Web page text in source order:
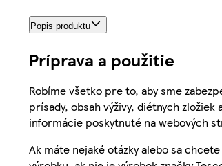
Popis produktu
Príprava a použitie
Robíme všetko pre to, aby sme
prísady, obsah výživy, diétnych
informácie poskytnuté na webových
Ak máte nejaké otázky alebo sa